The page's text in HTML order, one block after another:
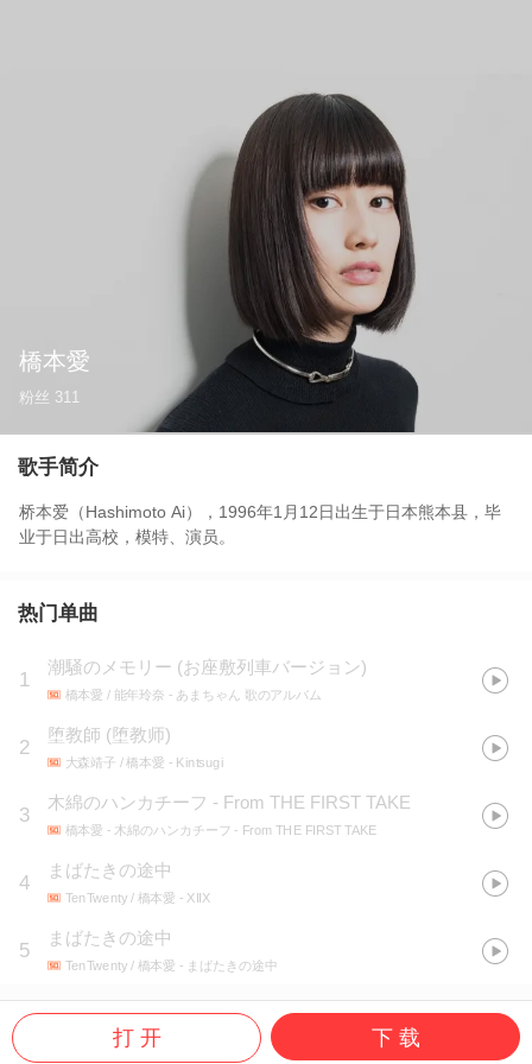
橋本愛
粉丝 311
歌手简介
桥本爱（Hashimoto Ai），1996年1月12日出生于日本熊本县，毕
业于日出高校，模特、演员。
热门单曲
1
潮騒のメモリー (お座敷列車バージョン)
橋本愛 / 能年玲奈 - あまちゃん 歌のアルバム
2
堕教師 (堕教师)
大森靖子 / 橋本愛 - Kintsugi
3
木綿のハンカチーフ - From THE FIRST TAKE
橋本愛 - 木綿のハンカチーフ - From THE FIRST TAKE
4
まばたきの途中
TenTwenty / 橋本愛 - XIIX
5
まばたきの途中
TenTwenty / 橋本愛 - まばたきの途中
打 开 下 载